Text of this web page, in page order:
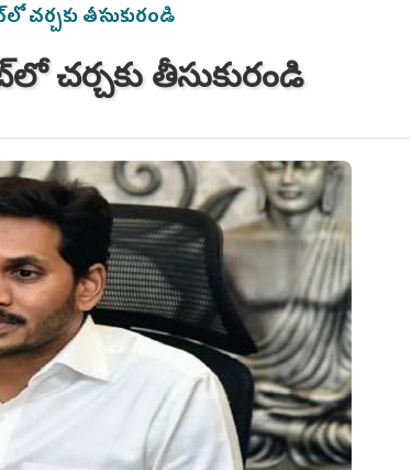
తీసుకురండి
చర్చకు తీసుకురండి